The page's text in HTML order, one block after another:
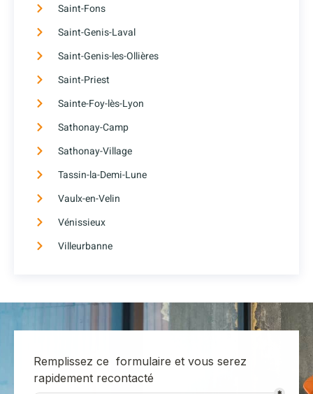
Saint-Fons
Saint-Genis-Laval
Saint-Genis-les-Ollières
Saint-Priest
Sainte-Foy-lès-Lyon
Sathonay-Camp
Sathonay-Village
Tassin-la-Demi-Lune
Vaulx-en-Velin
Vénissieux
Villeurbanne